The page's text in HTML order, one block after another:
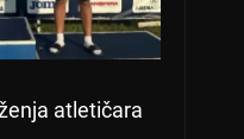
atletičara